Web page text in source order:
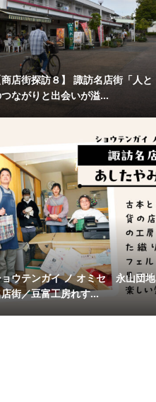
商店街探訪８】 諏訪名店街「人と
ながりと出会いが溢...
ョウテンガイ ノ オミセ 永山団地
街／豆富工房れす...